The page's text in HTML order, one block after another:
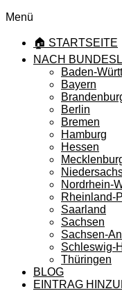
Menü
🏠 STARTSEITE
NACH
Baden-
Bayern
Berlin
Bremen
Hamburg
Hessen
Nordrhein-
Rheinland-
Saarland
Sachsen
Sachsen-
Schleswig-
Thüringen
BLOG
EINTRAG